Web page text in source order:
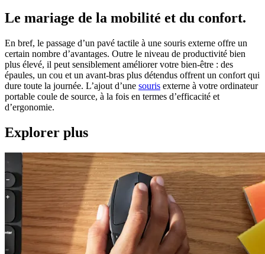
Le mariage de la mobilité et du confort.
En bref, le passage d’un pavé tactile à une souris externe offre un
certain nombre d’avantages. Outre le niveau de productivité bien
plus élevé, il peut sensiblement améliorer votre bien-être : des
épaules, un cou et un avant-bras plus détendus offrent un confort qui
dure toute la journée. L’ajout d’une souris externe à votre ordinateur
portable coule de source, à la fois en termes d’efficacité et
d’ergonomie.
Explorer plus